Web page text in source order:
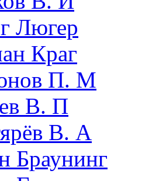
Люгер
Краг
П. М
В. П
В. А
Браунинг